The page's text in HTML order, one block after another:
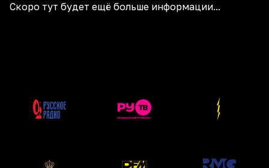
Скоро тут будет ещё больше информации...